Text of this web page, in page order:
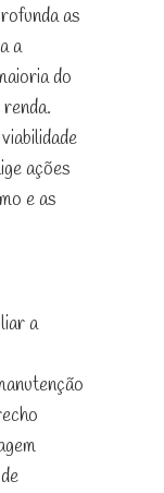
as
a
do
ações
e as
a